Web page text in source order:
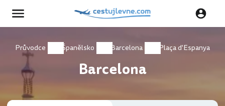
Průvodce Španělsko Barcelona Plaça d'Espanya
Barcelona